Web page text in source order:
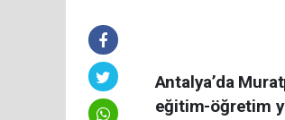
Antalya’da
eğitim-öğretim